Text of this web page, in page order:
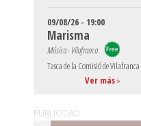
09/08/26 - 19:00
Marisma
Música - Vilafranca
Tasca de la Comisió de Vilafranca
Ver más»
PUBLICIDAD